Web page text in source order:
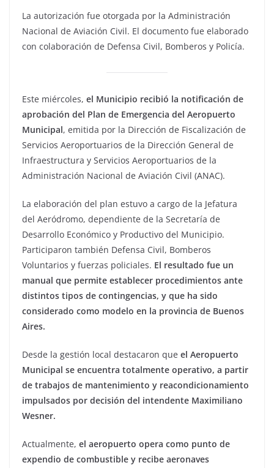
La autorización fue otorgada por la Administración
Nacional de Aviación Civil. El documento fue elaborado
con colaboración de Defensa Civil, Bomberos y Policía.
Este miércoles, el Municipio recibió la notificación de
aprobación del Plan de Emergencia del Aeropuerto
Municipal, emitida por la Dirección de Fiscalización de
Servicios Aeroportuarios de la Dirección General de
Infraestructura y Servicios Aeroportuarios de la
Administración Nacional de Aviación Civil (ANAC).
La elaboración del plan estuvo a cargo de la Jefatura
del Aeródromo, dependiente de la Secretaría de
Desarrollo Económico y Productivo del Municipio.
Participaron también Defensa Civil, Bomberos
Voluntarios y fuerzas policiales. El resultado fue un
manual que permite establecer procedimientos ante
distintos tipos de contingencias, y que ha sido
considerado como modelo en la provincia de Buenos
Aires.
Desde la gestión local destacaron que el Aeropuerto
Municipal se encuentra totalmente operativo, a partir
de trabajos de mantenimiento y reacondicionamiento
impulsados por decisión del intendente Maximiliano
Wesner.
Actualmente, el aeropuerto opera como punto de
expendio de combustible y recibe aeronaves